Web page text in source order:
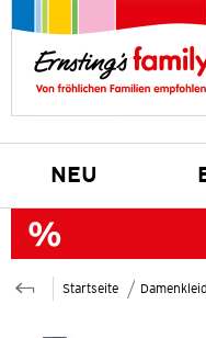
NEU
Startseite